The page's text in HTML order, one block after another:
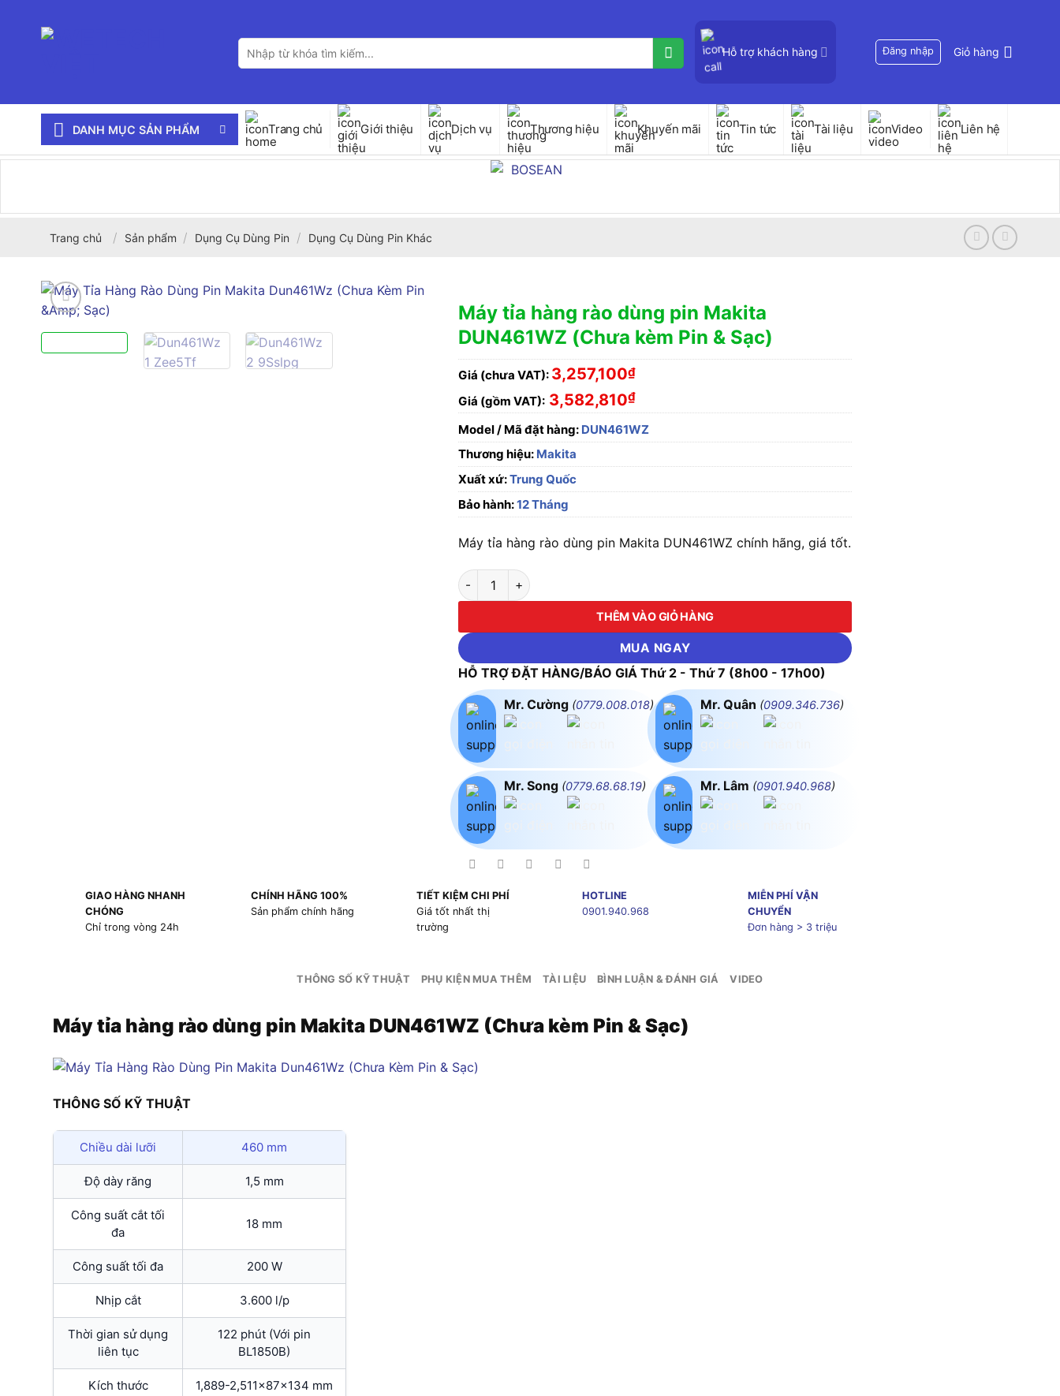
Tìm
kiếm:
Hỗ trợ khách hàng Đăng nhập Giỏ hàng
DANH MỤC SẢN PHẨM Trang chủ Giới thiệu Dịch vụ Thương hiệu Khuyến mãi Tin tức Tài liệu Video Liên hệ
Trang chủ / Sản phẩm / Dụng Cụ Dùng Pin / Dụng Cụ Dùng Pin Khác
Máy tỉa hàng rào dùng pin Makita
DUN461WZ (Chưa kèm Pin & Sạc)
Giá (chưa VAT): 3,257,100₫
Giá (gồm VAT): 3,582,810₫
Model / Mã đặt hàng: DUN461WZ
Thương hiệu: Makita
Xuất xứ:Trung Quốc
Bảo hành:12 Tháng
Máy tỉa hàng rào dùng pin Makita DUN461WZ chính hãng, giá tốt.
Máy tỉa hàng rào dùng pin Makita DUN461WZ (Chưa kèm Pin & Sạc) số lượng
THÊM VÀO GIỎ HÀNG
MUA NGAY
HỖ TRỢ ĐẶT HÀNG/BÁO GIÁ Thứ 2 - Thứ 7 (8h00 - 17h00)
Mr. Cường (0779.008.018)
Mr. Song (0779.68.68.19)
Mr. Quân (0909.346.736)
Mr. Lâm (0901.940.968)
GIAO HÀNG NHANH
CHÓNG
Chỉ trong vòng 24h
CHÍNH HÃNG 100%
Sản phẩm chính hãng
TIẾT KIỆM CHI PHÍ
Giá tốt nhất thị
trường
HOTLINE
0901.940.968
MIỄN PHÍ VẬN
CHUYỂN
Đơn hàng > 3 triệu
THÔNG SỐ KỸ THUẬT PHỤ KIỆN MUA THÊM TÀI LIỆU BÌNH LUẬN & ĐÁNH GIÁ VIDEO
Máy tỉa hàng rào dùng pin Makita DUN461WZ (Chưa kèm Pin & Sạc)
THÔNG SỐ KỸ THUẬT
Chiều dài lưỡi 460 mm
Độ dày răng 1,5 mm
Công suất cắt tối
đa
18 mm
Công suất tối đa 200 W
Nhịp cắt 3.600 l/p
Thời gian sử dụng
liên tục
122 phút (Với pin
BL1850B)
Kích thước 1,889-2,511x87x134 mm